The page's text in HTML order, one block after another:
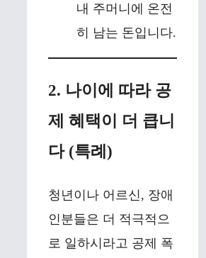
내 주머니에 온전
히 남는 돈입니다.
2. 나이에 따라 공
제 혜택이 더 큽니
다 (특례)
청년이나 어르신, 장애
인분들은 더 적극적으
로 일하시라고 공제 폭